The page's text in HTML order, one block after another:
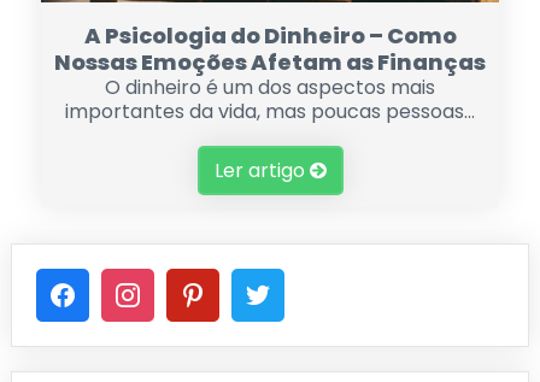
A Psicologia do Dinheiro – Como
Nossas Emoções Afetam as Finanças
O dinheiro é um dos aspectos mais
importantes da vida, mas poucas pessoas...
Ler artigo